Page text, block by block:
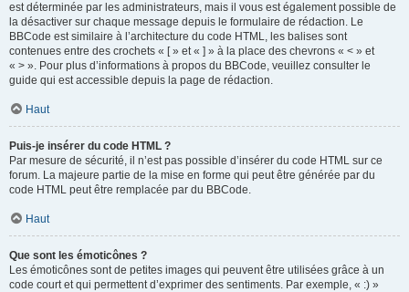
est déterminée par les administrateurs, mais il vous est également possible de
la désactiver sur chaque message depuis le formulaire de rédaction. Le
BBCode est similaire à l’architecture du code HTML, les balises sont
contenues entre des crochets « [ » et « ] » à la place des chevrons « < » et
« > ». Pour plus d’informations à propos du BBCode, veuillez consulter le
guide qui est accessible depuis la page de rédaction.
Haut
Puis-je insérer du code HTML ?
Par mesure de sécurité, il n’est pas possible d’insérer du code HTML sur ce
forum. La majeure partie de la mise en forme qui peut être générée par du
code HTML peut être remplacée par du BBCode.
Haut
Que sont les émoticônes ?
Les émoticônes sont de petites images qui peuvent être utilisées grâce à un
code court et qui permettent d’exprimer des sentiments. Par exemple, « :) »